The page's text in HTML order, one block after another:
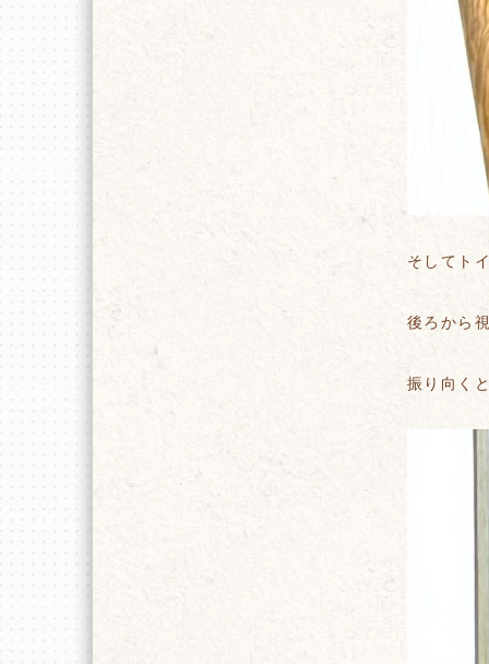
そしてト
後ろから
振り向く